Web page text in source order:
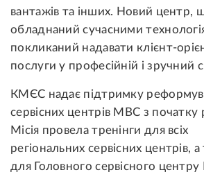
вантажів та інших. Новий центр,
обладнаний сучасними
покликаний надавати клієнт-
послуги у професійній і зручний
КМЄС надає підтримку
сервісних центрів МВС з початку
Місія провела тренінги для всіх
регіональних сервісних центрів,
для Головного сервісного